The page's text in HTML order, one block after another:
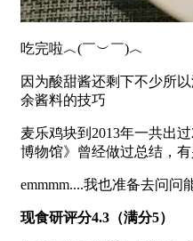
吃完啦︿(￣︶￣)︿
因为酸甜酱还剩下不少所
余酱料的技巧
麦乐鸡块到2013年一共出
博物馆》曾经做过总结，
emmmm....我也准备去问问
现食研评分4.3（满分5）